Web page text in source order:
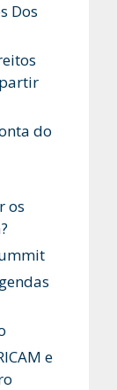
Dos
do
os
e